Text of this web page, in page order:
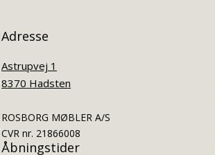
Adresse
Astrupvej 1
8370 Hadsten
ROSBORG MØBLER A/S
CVR nr. 21866008
Åbningstider